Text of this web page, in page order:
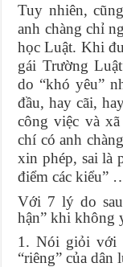
Tuy nhiên,
anh chàng chỉ
học Luật. Khi
gái Trường
do “khó yêu”
đầu, hay cãi,
công việc và
chí có anh
xin phép, sai là
điểm các kiểu”
Với 7 lý do sau
hận” khi không
1. Nói giỏi với
“riêng” của dân